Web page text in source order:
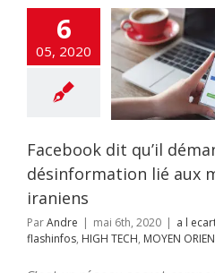
6
05, 2020
dit qu’il
un réseau
lié
d’État
A LA UNE
SOCIETE
Facebook dit qu’il
désinformation lié aux
iraniens
ParAndre | mai 6th, 2020 | a l
flashinfos, HIGH TECH, MOYEN